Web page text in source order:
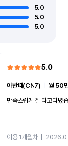
5.0
5.0
5.0
5.0
아반떼(CN7)
월 50
만족스럽게 잘 타고다녔
이용 1개월차ㅣ